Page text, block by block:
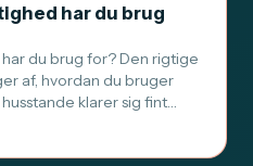
har du brug
du brug for? Den rigtige
af, hvordan du bruger
klarer sig fint…